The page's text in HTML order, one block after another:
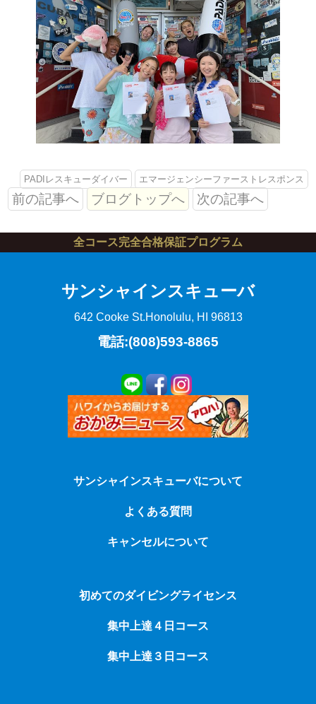
PADIレスキューダイバー エマージェンシーファーストレスポンス
前の記事へ ブログトップへ 次の記事へ
全コース完全合格保証プログラム
サンシャインスキューバ
642 Cooke St.Honolulu, HI 96813
電話:(808)593-8865
サンシャインスキューバについて
よくある質問
キャンセルについて
初めてのダイビングライセンス
集中上達４日コース
集中上達３日コース